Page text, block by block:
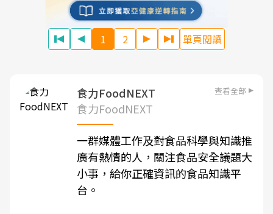
1 2 單頁閱讀
食力FoodNEXT 查看全部
食力FoodNEXT
一群媒體工作及對食品科學與知識推
廣有熱情的人，關注食品安全議題大
小事，給你正確資訊的食品知識平
台。